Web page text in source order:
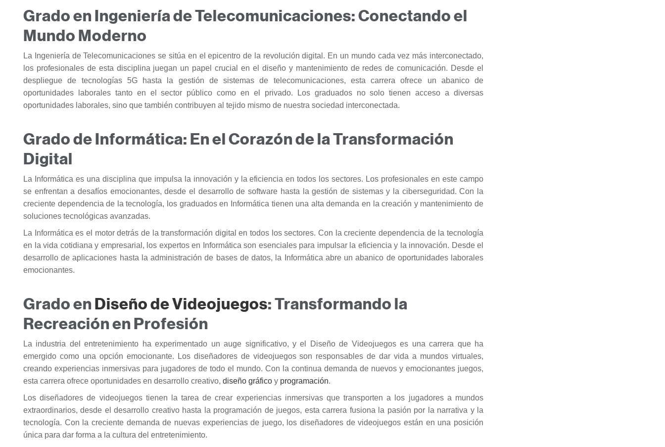
Grado en Ingeniería de Telecomunicaciones: Conectando el
Mundo Moderno
La Ingeniería de Telecomunicaciones se sitúa en el epicentro de la revolución digital. En un mundo cada vez más interconectado,
los profesionales de esta disciplina juegan un papel crucial en el diseño y mantenimiento de redes de comunicación. Desde el
despliegue de tecnologías 5G hasta la gestión de sistemas de telecomunicaciones, esta carrera ofrece un abanico de
oportunidades laborales tanto en el sector público como en el privado. Los graduados no solo tienen acceso a diversas
oportunidades laborales, sino que también contribuyen al tejido mismo de nuestra sociedad interconectada.
Grado deInformática: En el Corazón de la Transformación
Digital
La Informática es una disciplina que impulsa la innovación y la eficiencia en todos los sectores. Los profesionales en este campo
se enfrentan a desafíos emocionantes, desde el desarrollo de software hasta la gestión de sistemas y la ciberseguridad. Con la
creciente dependencia de la tecnología, los graduados en Informática tienen una alta demanda en la creación y mantenimiento de
soluciones tecnológicas avanzadas.
La Informática es el motor detrás de la transformación digital en todos los sectores. Con la creciente dependencia de la tecnología
en la vida cotidiana y empresarial, los expertos en Informática son esenciales para impulsar la eficiencia y la innovación. Desde el
desarrollo de aplicaciones hasta la administración de bases de datos, la Informática abre un abanico de oportunidades laborales
emocionantes.
Grado en Diseño de Videojuegos: Transformando la
Recreación en Profesión
La industria del entretenimiento ha experimentado un auge significativo, y el Diseño de Videojuegos es una carrera que ha
emergido como una opción emocionante. Los diseñadores de videojuegos son responsables de dar vida a mundos virtuales,
creando experiencias inmersivas para jugadores de todo el mundo. Con la continua demanda de nuevos y emocionantes juegos,
esta carrera ofrece oportunidades en desarrollo creativo, diseño gráfico y programación.
Los diseñadores de videojuegos tienen la tarea de crear experiencias inmersivas que transporten a los jugadores a mundos
extraordinarios, desde el desarrollo creativo hasta la programación de juegos, esta carrera fusiona la pasión por la narrativa y la
tecnología. Con la creciente demanda de nuevas experiencias de juego, los diseñadores de videojuegos están en una posición
única para dar forma a la cultura del entretenimiento.